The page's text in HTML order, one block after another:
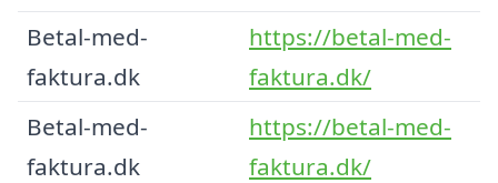
Betal-med-
faktura.dk
https://betal-med-
faktura.dk/
Betal-med-
faktura.dk
https://betal-med-
faktura.dk/